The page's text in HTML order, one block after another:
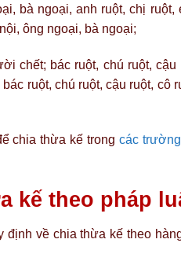
bà ngoại, anh ruột, chị ruột,
ông ngoại, bà ngoại;
chết; bác ruột, chú ruột, cậu
ruột, chú ruột, cậu ruột, cô
chia thừa kế trong các
kế theo pháp
về chia thừa kế theo